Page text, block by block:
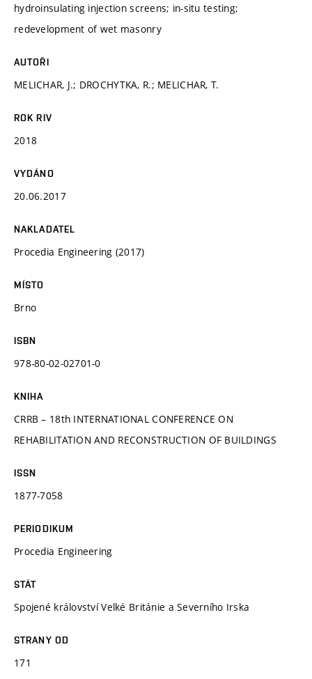
hydroinsulating injection screens; in-situ testing;
redevelopment of wet masonry
AUTOŘI
MELICHAR, J.; DROCHYTKA, R.; MELICHAR, T.
ROK RIV
2018
VYDÁNO
20.06.2017
NAKLADATEL
Procedia Engineering (2017)
MÍSTO
Brno
ISBN
978-80-02-02701-0
KNIHA
CRRB – 18th INTERNATIONAL CONFERENCE ON
REHABILITATION AND RECONSTRUCTION OF BUILDINGS
ISSN
1877-7058
PERIODIKUM
Procedia Engineering
STÁT
Spojené království Velké Británie a Severního Irska
STRANY OD
171